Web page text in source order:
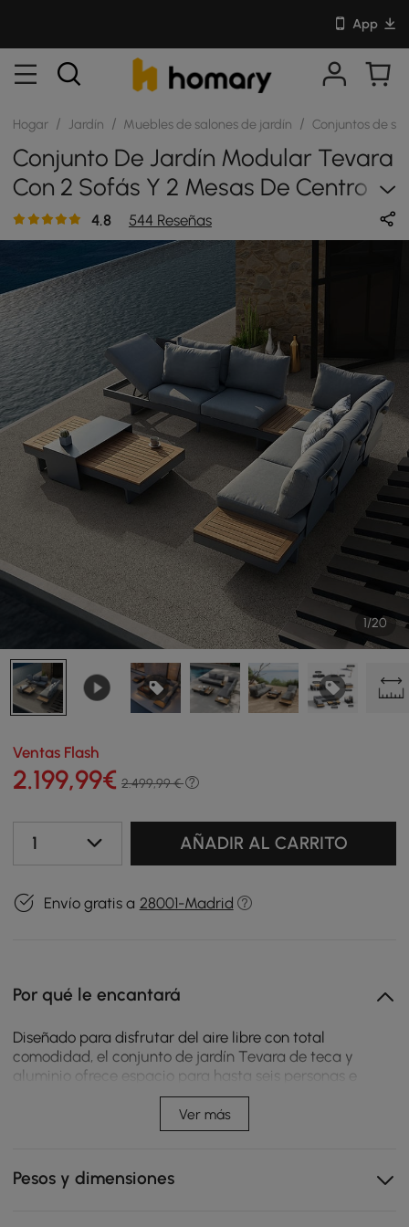
App
Hogar / Jardín / Muebles de salones de jardín / Conjuntos de
Conjunto De Jardín Modular Tevara
Con 2 Sofás Y 2 Mesas De Centro
De Madera De Teca Y Aluminio -
Gris
4.8 544 Reseñas
1/20
Ventas Flash
2.199,99€ 2.499,99 €
1 AÑADIR AL CARRITO
Envío gratis a 28001-Madrid
Por qué le encantará
Diseñado para disfrutar del aire libre con total
comodidad, el conjunto de jardín Tevara de teca y
aluminio ofrece espacio para hasta seis personas e
incluye dos mesas de centro a juego. Ideal tanto para
reuniones como para el uso diario, combina materiales
duraderos, una distribución flexible y un rendimiento
Marco de aluminio de alta calidad es resistente a la
Ver más
Pesos y dimensiones